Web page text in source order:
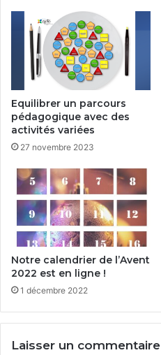
Equilibrer un parcours
pédagogique avec des
activités variées
27 novembre 2023
Notre calendrier de l’Avent
2022 est en ligne !
1 décembre 2022
Laisser un commentaire